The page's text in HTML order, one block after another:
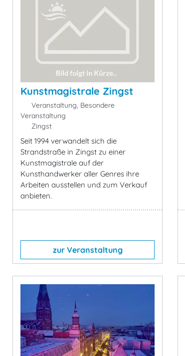
Kunstmagistrale Zingst
Veranstaltung, Besondere
Veranstaltung
Zingst
Seit 1994 verwandelt sich die
Strandstraße in Zingst zu einer
Kunstmagistrale auf der
Kunsthandwerker aller Genres ihre
Arbeiten ausstellen und zum Verkauf
anbieten.
zur Veranstaltung